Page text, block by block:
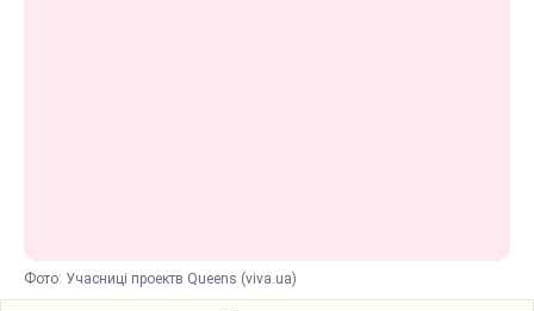
Фото: Учасниці проектв Queens (viva.ua)